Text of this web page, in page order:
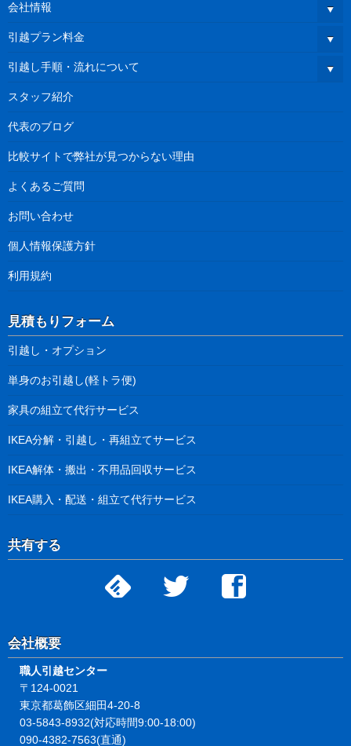
会社情報
引越プラン料金
引越し手順・流れについて
スタッフ紹介
代表のブログ
比較サイトで弊社が見つからない理由
よくあるご質問
お問い合わせ
個人情報保護方針
利用規約
見積もりフォーム
引越し・オプション
単身のお引越し(軽トラ便)
家具の組立て代行サービス
IKEA分解・引越し・再組立てサービス
IKEA解体・搬出・不用品回収サービス
IKEA購入・配送・組立て代行サービス
共有する
会社概要
職人引越センター
〒124-0021
東京都葛飾区細田4-20-8
03-5843-8932(対応時間9:00-18:00)
090-4382-7563(直通)